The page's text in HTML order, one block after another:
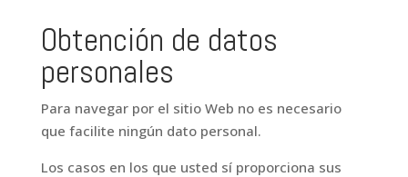
Obtención de datos
personales
Para navegar por el sitio Web no es necesario
que facilite ningún dato personal.
Los casos en los que usted sí proporciona sus